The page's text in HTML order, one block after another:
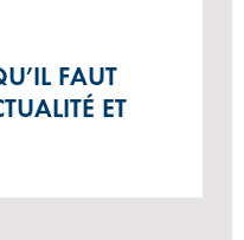
FAUT
ET